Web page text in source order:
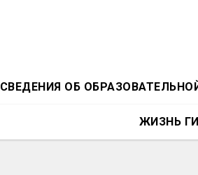
СВЕДЕНИЯ ОБ
ЖИЗНЬ